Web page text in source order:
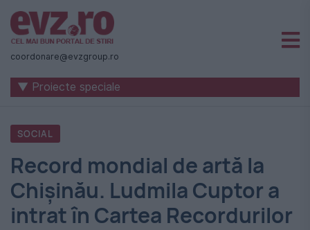
Știri
naționale
internaționale
România
-
Evenimentul
Zilei
coordonare@evzgroup.ro
▼ Proiecte speciale
SOCIAL
Record mondial de artă la
Chișinău. Ludmila Cuptor a
intrat în Cartea Recordurilor